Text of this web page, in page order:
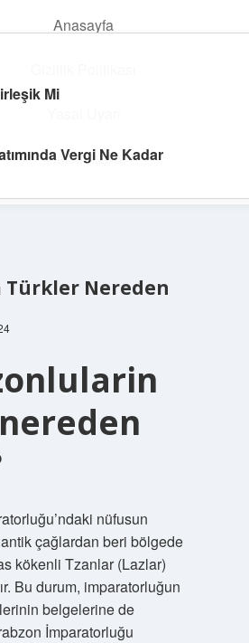
Anasayfa
Hakkımızda
ve İlham
Türkler Nereden
nüfusun
çağlardan beri bölgede
kökenli Tzanlar (Lazlar)
Bu durum, imparatorluğun
belgelerine de
İmparatorluğu
Mi
Vergi Ne Kadar